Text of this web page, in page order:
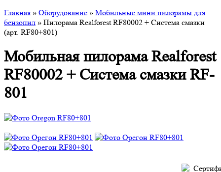
Главная » Оборудование » Мобильные мини пилорамы для
бензопил » Пилорама Realforest RF80002 + Система смазки
(арт. RF80+801)
Мобильная пилорама Realforest
RF80002 + Система смазки RF-
801